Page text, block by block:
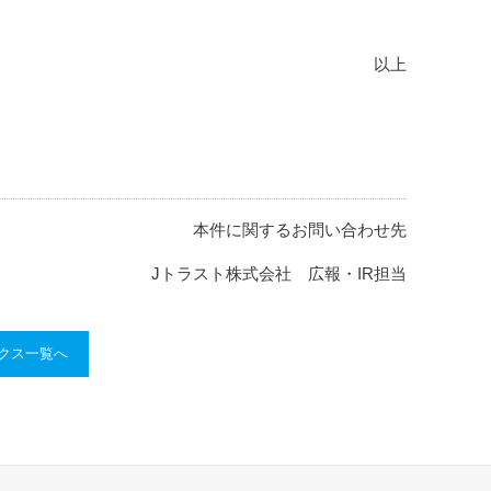
以上
本件に関するお問い合わせ先
Jトラスト株式会社 広報・IR担当
ス一覧へ